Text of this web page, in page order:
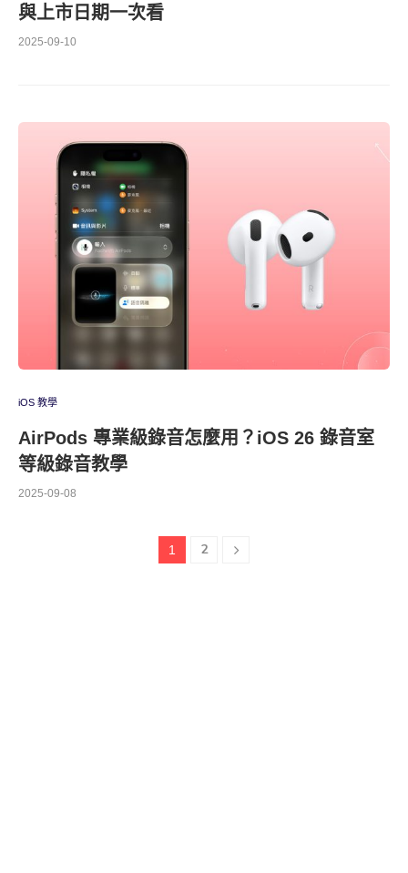
與上市日期一次看
2025-09-10
iOS 教學
AirPods 專業級錄音怎麼用？iOS 26 錄音室
等級錄音教學
2025-09-08
1 2